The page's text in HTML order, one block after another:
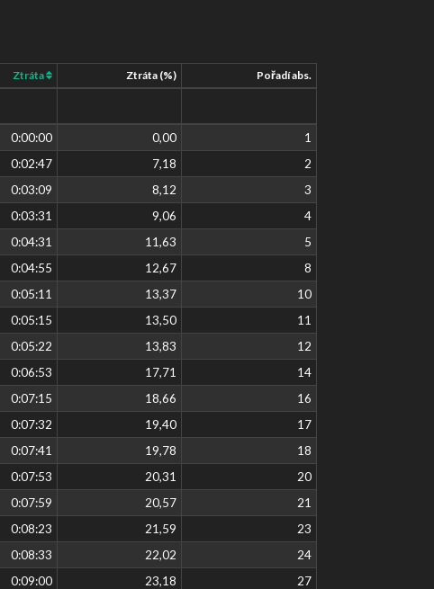
Ztráta Ztráta (%) Pořadí abs.
0:00:00 0,00
1
0:02:47 7,18
2
0:03:09 8,12
3
0:03:31 9,06
4
0:04:31 11,63
5
0:04:55 12,67
8
0:05:11 13,37
10
0:05:15 13,50
11
0:05:22 13,83
12
0:06:53 17,71
14
0:07:15 18,66
16
0:07:32 19,40
17
0:07:41 19,78
18
0:07:53 20,31
20
0:07:59 20,57
21
0:08:23 21,59
23
0:08:33 22,02
24
0:09:00 23,18
27